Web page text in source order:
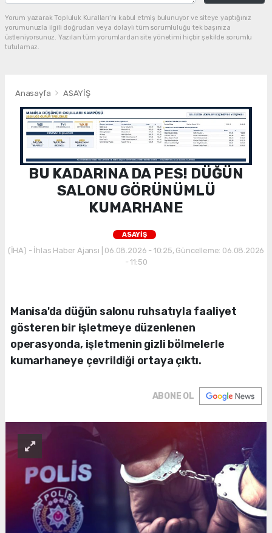
Yorum yazarak Topluluk Kuralları’nı kabul etmiş bulunuyor ve siteye yaptığınız
yorumunuzla ilgili doğrudan veya dolaylı tüm sorumluluğu tek başınıza
üstleniyorsunuz. Yazılan tüm yorumlardan site yönetimi hiçbir şekilde sorumlu
tutulamaz.
Anasayfa ASAYİŞ
BU KADARINA DA PES! DÜĞÜN
SALONU GÖRÜNÜMLÜ
KUMARHANE
ASAYİŞ
(İHA) - İhlas Haber Ajansı | 06.08.2026 - 10:25, Güncelleme: 06.08.2026
- 11:50
Manisa'da düğün salonu ruhsatıyla faaliyet
gösteren bir işletmeye düzenlenen
operasyonda, işletmenin gizli bölmelerle
kumarhaneye çevrildiği ortaya çıktı.
ABONE OL